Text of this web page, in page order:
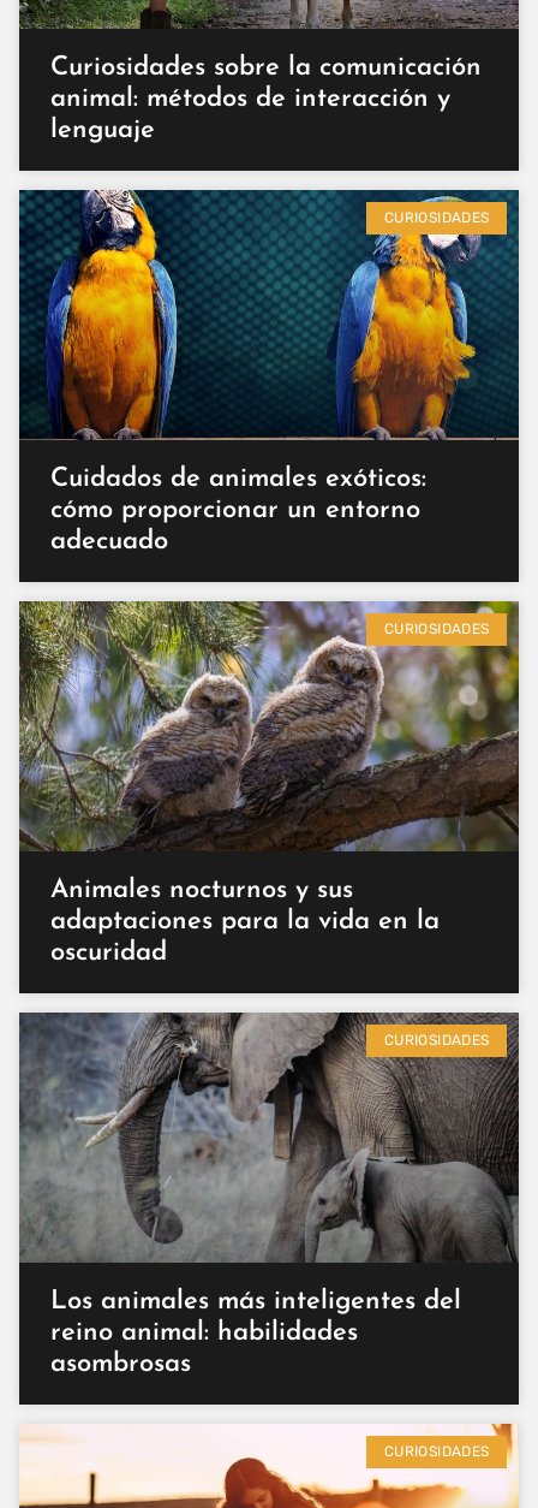
Curiosidades sobre la comunicación
animal: métodos de interacción y
lenguaje
CURIOSIDADES
Cuidados de animales exóticos:
cómo proporcionar un entorno
adecuado
CURIOSIDADES
Animales nocturnos y sus
adaptaciones para la vida en la
oscuridad
CURIOSIDADES
Los animales más inteligentes del
reino animal: habilidades
asombrosas
CURIOSIDADES